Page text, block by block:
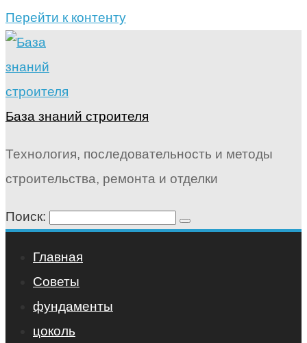
Перейти к контенту
База знаний строителя
Технология, последовательность и методы
строительства, ремонта и отделки
Поиск:
Главная
Советы
фундаменты
цоколь